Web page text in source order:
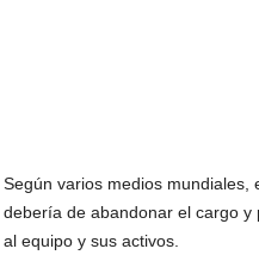
Según varios medios mundiales,
debería de abandonar el cargo y
al equipo y sus activos.